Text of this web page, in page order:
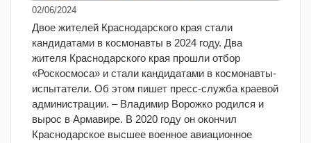
02/06/2024
Двое жителей Краснодарского края стали
кандидатами в космонавты в 2024 году. Два
жителя Краснодарского края прошли отбор
«Роскосмоса» и стали кандидатами в космонавты-
испытатели. Об этом пишет пресс-служба краевой
администрации. – Владимир Ворожко родился и
вырос в Армавире. В 2020 году он окончил
Краснодарское высшее военное авиационное